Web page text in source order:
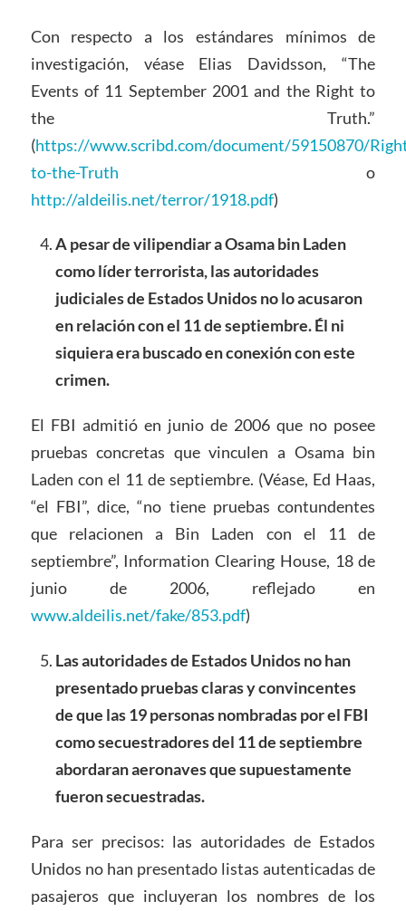
Con respecto a los estándares mínimos de
investigación, véase Elias Davidsson, “The
Events of 11 September 2001 and the Right to
the Truth.”
(https://www.scribd.com/document/59150870/
to-the-Truth o
http://aldeilis.net/terror/1918.pdf)
A pesar de vilipendiar a Osama bin Laden
como líder terrorista, las autoridades
judiciales de Estados Unidos no lo acusaron
en relación con el 11 de septiembre. Él ni
siquiera era buscado en conexión con este
crimen.
El FBI admitió en junio de 2006 que no posee
pruebas concretas que vinculen a Osama bin
Laden con el 11 de septiembre. (Véase, Ed Haas,
“el FBI”, dice, “no tiene pruebas contundentes
que relacionen a Bin Laden con el 11 de
septiembre”, Information Clearing House, 18 de
junio de 2006, reflejado en
www.aldeilis.net/fake/853.pdf)
Las autoridades de Estados Unidos no han
presentado pruebas claras y convincentes
de que las 19 personas nombradas por el FBI
como secuestradores del 11 de septiembre
abordaran aeronaves que supuestamente
fueron secuestradas.
Para ser precisos: las autoridades de Estados
Unidos no han presentado listas autenticadas de
pasajeros que incluyeran los nombres de los